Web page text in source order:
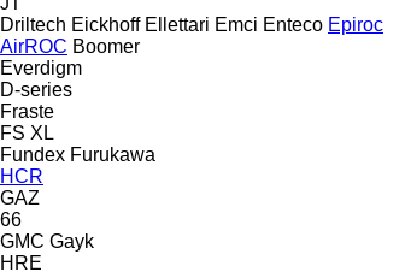
Driltech Eickhoff Ellettari Emci Enteco Epiroc
AirROC Boomer
Everdigm
D-series
Fraste
FS XL
Fundex Furukawa
HCR
GAZ
66
GMC Gayk
HRE